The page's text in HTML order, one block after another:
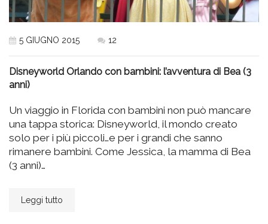
5 GIUGNO 2015 12
Disneyworld Orlando con bambini: l’avventura di Bea (3
anni)
Un viaggio in Florida con bambini non può mancare
una tappa storica: Disneyworld, il mondo creato
solo per i più piccoli…e per i grandi che sanno
rimanere bambini. Come Jessica, la mamma di Bea
(3 anni)…
Leggi tutto